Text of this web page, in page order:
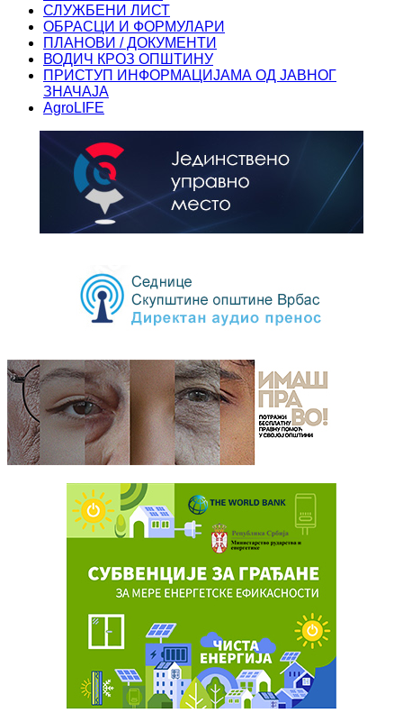
СЛУЖБЕНИ ЛИСТ
ОБРАСЦИ И ФОРМУЛАРИ
ПЛАНОВИ / ДОКУМЕНТИ
ВОДИЧ КРОЗ ОПШТИНУ
ПРИСТУП ИНФОРМАЦИЈАМА ОД ЈАВНОГ
ЗНАЧАЈА
AgroLIFE